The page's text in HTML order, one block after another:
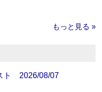
もっと見る »
ト 2026/08/07